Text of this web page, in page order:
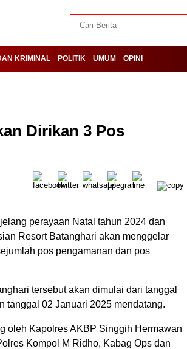
KRIMINAL POLITIK UMUM OPINI
Dirikan 3 Pos
perayaan Natal tahun 2024 dan
Resort Batanghari akan menggelar
pos pengamanan dan pos
tersebut akan dimulai dari tanggal
tanggal 02 Januari 2025 mendatang.
oleh Kapolres AKBP Singgih Hermawan
Kompol M Ridho, Kabag Ops dan